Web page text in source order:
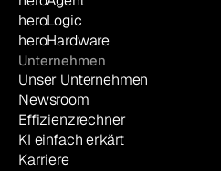
heroLogic
heroHardware
Unternehmen
Unser Unternehmen
Newsroom
Effizienzrechner
KI einfach erkärt
Karriere